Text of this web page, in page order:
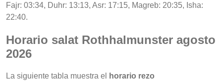
Fajr: 03:34, Duhr: 13:13, Asr: 17:15, Magreb: 20:35, Isha:
22:40.
Horario salat Rothhalmunster agosto
2026
La siguiente tabla muestra el
horario rezo